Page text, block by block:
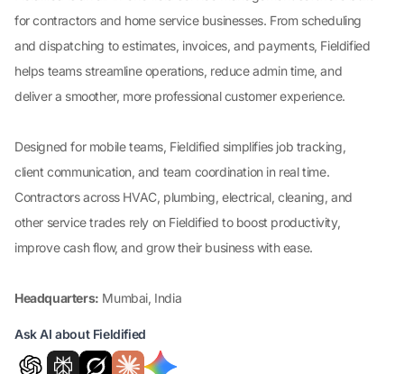
for contractors and home service businesses. From scheduling
and dispatching to estimates, invoices, and payments, Fieldified
helps teams streamline operations, reduce admin time, and
deliver a smoother, more professional customer experience.
Designed for mobile teams, Fieldified simplifies job tracking,
client communication, and team coordination in real time.
Contractors across HVAC, plumbing, electrical, cleaning, and
other service trades rely on Fieldified to boost productivity,
improve cash flow, and grow their business with ease.
Headquarters: Mumbai, India
Ask AI about Fieldified